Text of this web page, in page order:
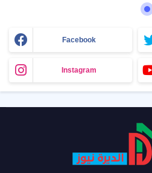
Facebook
Instagram